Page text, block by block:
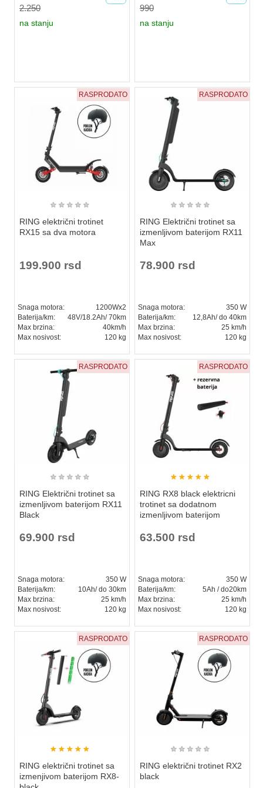
2.250
na stanju
990
na stanju
RASPRODATO
★ ★ ★ ★ ★
RING električni trotinet
RX15 sa dva motora
199.900 rsd
Snaga motora:
1200Wx2
Baterija/km:
48V/18.2Ah/ 70km
Max brzina:
40km/h
Max nosivost:
120 kg
RASPRODATO
★ ★ ★ ★ ★
RING Električni trotinet sa
izmenljivom baterijom RX11
Max
78.900 rsd
Snaga motora:
350 W
Baterija/km:
12,8Ah/ do 40km
Max brzina:
25 km/h
Max nosivost:
120 kg
RASPRODATO
★ ★ ★ ★ ★
RING Električni trotinet sa
izmenljivom baterijom RX11
Black
69.900 rsd
Snaga motora:
350 W
Baterija/km:
10Ah/ do 30km
Max brzina:
25 km/h
Max nosivost:
120 kg
RASPRODATO
★ ★ ★ ★ ★
RING RX8 black elektricni
trotinet sa dodatnom
izmenljivom baterijom
63.500 rsd
Snaga motora:
350 W
Baterija/km:
5Ah / do20km
Max brzina:
25 km/h
Max nosivost:
120 kg
RASPRODATO
★ ★ ★ ★ ★
RING električni trotinet sa
izmenjivom baterijom RX8-
RASPRODATO
★ ★ ★ ★ ★
RING električni trotinet RX2
black